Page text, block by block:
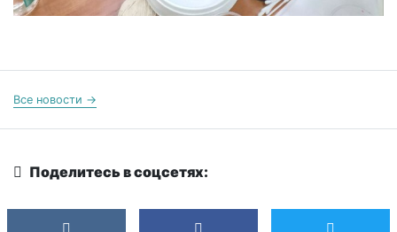
Все новости →
Поделитесь в соцсетях: